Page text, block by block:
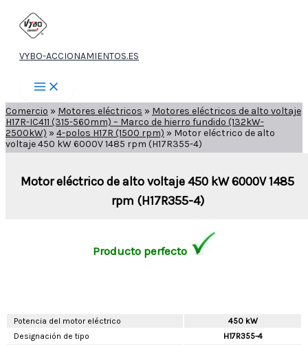
contenido
VYBO-ACCIONAMIENTOS.ES
Comercio » Motores eléctricos » Motores eléctricos de alto voltaje
H17R-IC411 (315-560mm) – Marco de hierro fundido (132kW-
2500kW) » 4-polos H17R (1500 rpm) » Motor eléctrico de alto
voltaje 450 kW 6000V 1485 rpm (H17R355-4)
Motor eléctrico de alto voltaje 450 kW 6000V 1485
rpm (H17R355-4)
Producto perfecto
Potencia del motor eléctrico
450 kW
Designación de tipo
H17R355-4